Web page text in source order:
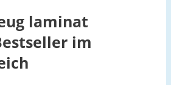
laminat
im